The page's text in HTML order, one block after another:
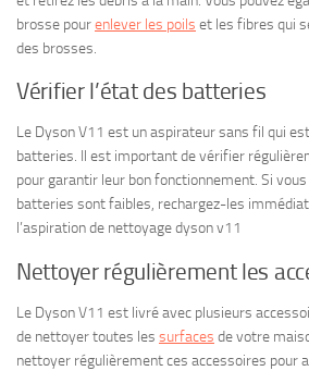
brosse pourenlever les poils et les fibres qui
des brosses.
Vérifier l’état des batteries
Le Dyson V11 est un aspirateur sans fil qui
batteries. Il est important de vérifier
pour garantir leur bon fonctionnement. Si
batteries sont faibles, rechargez-les
l’aspiration de nettoyage dyson v11
Nettoyer régulièrement les
Le Dyson V11 est livré avec plusieurs
de nettoyer toutes les surfaces de votre
nettoyer régulièrement ces accessoires pour